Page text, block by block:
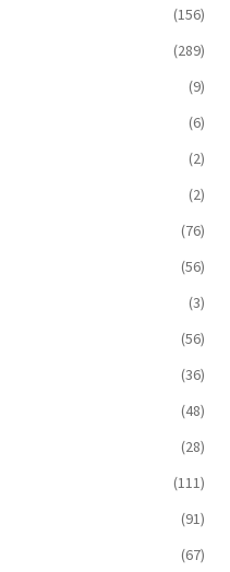
(156)
(289)
(9)
(6)
(2)
(2)
(76)
(56)
(3)
(56)
(36)
(48)
(28)
(111)
(91)
(67)